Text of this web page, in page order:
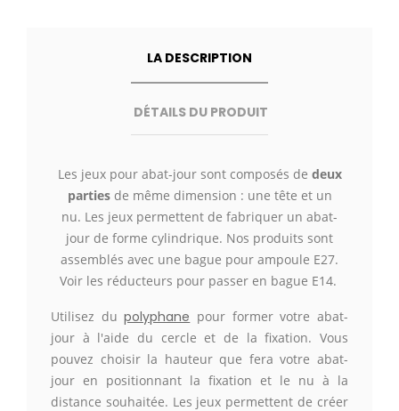
LA DESCRIPTION
DÉTAILS DU PRODUIT
Les jeux pour abat-jour sont composés de deux
partiesde même dimension : une tête et un
nu. Les jeux permettent de fabriquer un abat-
jour de forme cylindrique. Nos produits sont
assemblés avec une bague pour ampoule E27.
Voir les réducteurs pour passer en bague E14.
Utilisez dupolyphane pour former votre abat-
jour à l'aide du cercle et de la fixation. Vous
pouvez choisir la hauteur que fera votre abat-
jour en positionnant la fixation et le nu à la
distance souhaitée. Les jeux permettent de créer